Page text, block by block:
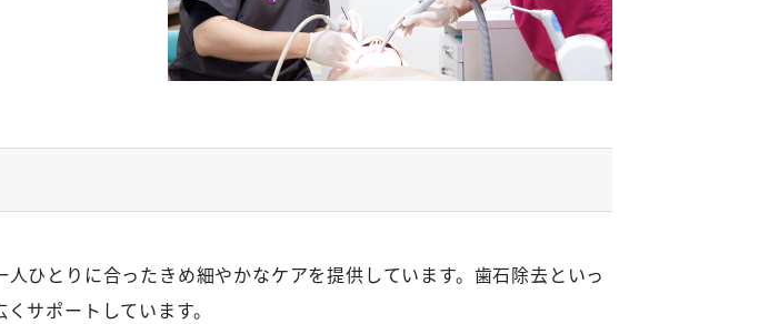
ひとりに合ったきめ細やかなケアを提供しています。歯石除去といっ
サポートしています。